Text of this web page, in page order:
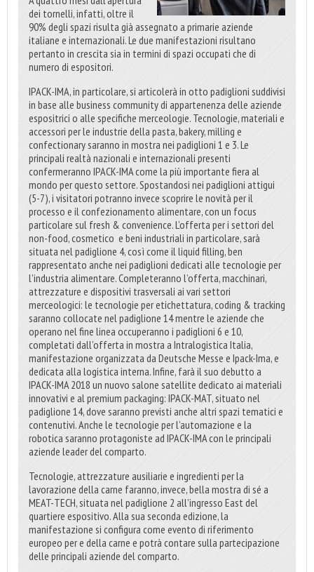
dei tornelli, infatti, oltre il
90% degli spazi risulta già assegnato a primarie aziende
italiane e internazionali. Le due manifestazioni risultano
pertanto in crescita sia in termini di spazi occupati che di
numero di espositori.
IPACK-IMA, in particolare, si articolerà in otto padiglioni suddivisi
in base alle business community di appartenenza delle aziende
espositrici o alle specifiche merceologie. Tecnologie, materiali e
accessori per le industrie della pasta, bakery, milling e
confectionary saranno in mostra nei padiglioni 1 e 3. Le
principali realtà nazionali e internazionali presenti
confermeranno IPACK-IMA come la più importante fiera al
mondo per questo settore. Spostandosi nei padiglioni attigui
(5-7), i visitatori potranno invece scoprire le novità per il
processo e il confezionamento alimentare, con un focus
particolare sul fresh & convenience. L’offerta per i settori del
non-food, cosmetico e beni industriali in particolare, sarà
situata nel padiglione 4, così come il liquid filling, ben
rappresentato anche nei padiglioni dedicati alle tecnologie per
l’industria alimentare. Completeranno l’offerta, macchinari,
attrezzature e dispositivi trasversali ai vari settori
merceologici: le tecnologie per etichettatura, coding & tracking
saranno collocate nel padiglione 14 mentre le aziende che
operano nel fine linea occuperanno i padiglioni 6 e 10,
completati dall’offerta in mostra a Intralogistica Italia,
manifestazione organizzata da Deutsche Messe e Ipack-Ima, e
dedicata alla logistica interna. Infine, farà il suo debutto a
IPACK-IMA 2018 un nuovo salone satellite dedicato ai materiali
innovativi e al premium packaging: IPACK-MAT, situato nel
padiglione 14, dove saranno previsti anche altri spazi tematici e
contenutivi. Anche le tecnologie per l’automazione e la
robotica saranno protagoniste ad IPACK-IMA con le principali
aziende leader del comparto.
Tecnologie, attrezzature ausiliarie e ingredienti per la
lavorazione della carne faranno, invece, bella mostra di sé a
MEAT-TECH, situata nel padiglione 2 all’ingresso East del
quartiere espositivo. Alla sua seconda edizione, la
manifestazione si configura come evento di riferimento
europeo per e della carne e potrà contare sulla partecipazione
delle principali aziende del comparto.